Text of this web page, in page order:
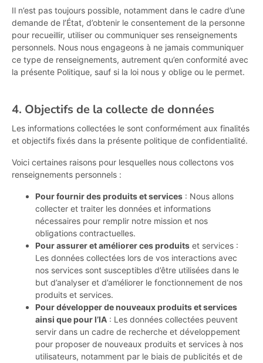
Il n’est pas toujours possible, notamment dans le cadre d’une
demande de l’État, d’obtenir le consentement de la personne
pour recueillir, utiliser ou communiquer ses renseignements
personnels. Nous nous engageons à ne jamais communiquer
ce type de renseignements, autrement qu’en conformité avec
la présente Politique, sauf si la loi nous y oblige ou le permet.
4. Objectifs de la collecte de données
Les informations collectées le sont conformément aux finalités
et objectifs fixés dans la présente politique de confidentialité.
Voici certaines raisons pour lesquelles nous collectons vos
renseignements personnels :
Pour fournir des produits et services : Nous allons
collecter et traiter les données et informations
nécessaires pour remplir notre mission et nos
obligations contractuelles.
Pour assurer et améliorer ces produits et services :
Les données collectées lors de vos interactions avec
nos services sont susceptibles d’être utilisées dans le
but d’analyser et d’améliorer le fonctionnement de nos
produits et services.
Pour développer de nouveaux produits et services
ainsi que pour l’IA : Les données collectées peuvent
servir dans un cadre de recherche et développement
pour proposer de nouveaux produits et services à nos
utilisateurs, notamment par le biais de publicités et de